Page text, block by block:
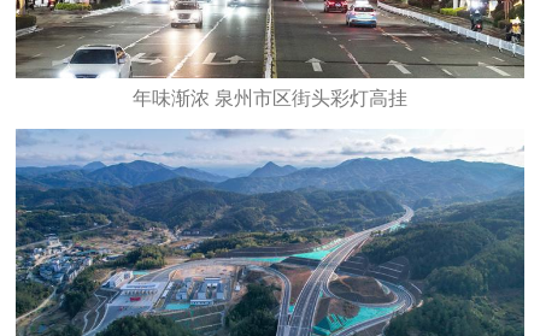
年味渐浓 泉州市区街头彩灯高挂